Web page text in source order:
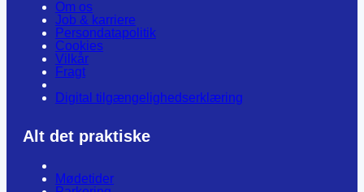
Om os
Job & karriere
Persondatapolitik
Cookies
Vilkår
Fragt
Digital tilgængelighedserklæring
Alt det praktiske
Mødetider